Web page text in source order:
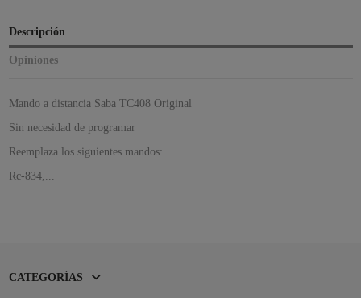
Descripción
Opiniones
Mando a distancia Saba TC408 Original
Sin necesidad de programar
Reemplaza los siguientes mandos:
Rc-834,...
CATEGORÍAS